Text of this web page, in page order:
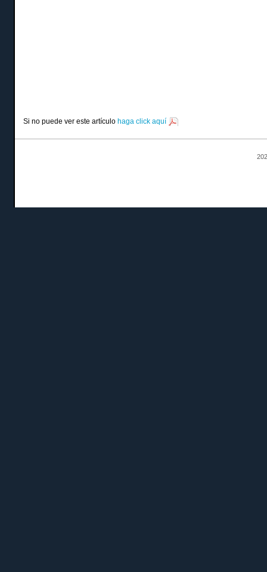
Si no puede ver este artículo haga click aquí